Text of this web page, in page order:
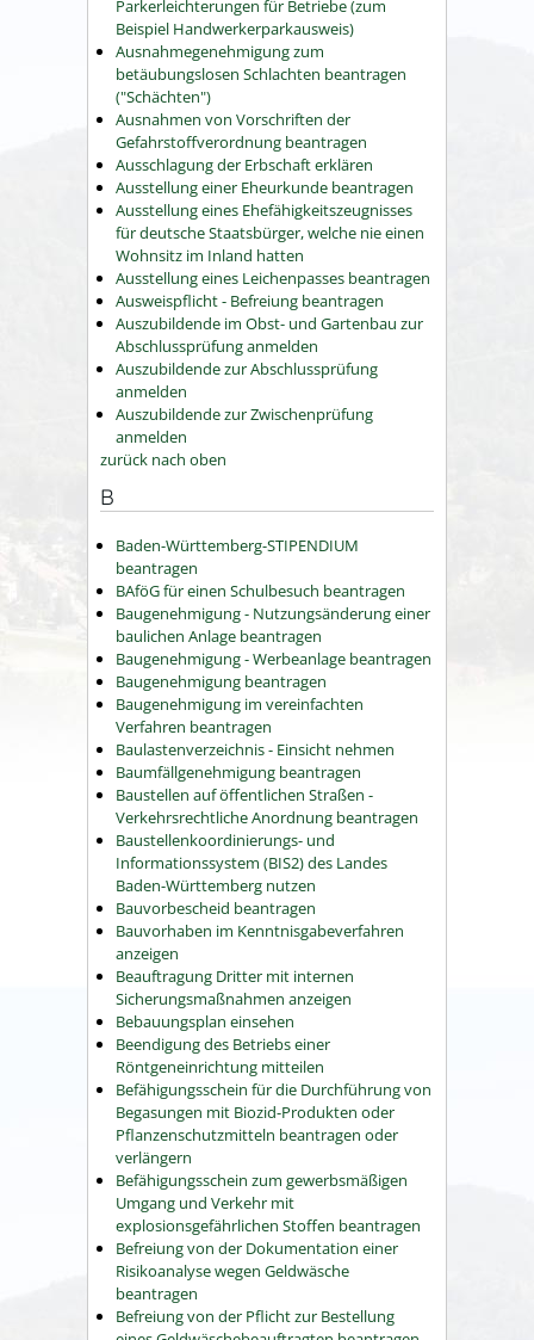
Parkerleichterungen für Betriebe (zum
Beispiel Handwerkerparkausweis)
Ausnahmegenehmigung zum
betäubungslosen Schlachten beantragen
("Schächten")
Ausnahmen von Vorschriften der
Gefahrstoffverordnung beantragen
Ausschlagung der Erbschaft erklären
Ausstellung einer Eheurkunde beantragen
Ausstellung eines Ehefähigkeitszeugnisses
für deutsche Staatsbürger, welche nie einen
Wohnsitz im Inland hatten
Ausstellung eines Leichenpasses beantragen
Ausweispflicht - Befreiung beantragen
Auszubildende im Obst- und Gartenbau zur
Abschlussprüfung anmelden
Auszubildende zur Abschlussprüfung
anmelden
Auszubildende zur Zwischenprüfung
anmelden
zurück nach oben
B
Baden-Württemberg-STIPENDIUM
beantragen
BAföG für einen Schulbesuch beantragen
Baugenehmigung - Nutzungsänderung einer
baulichen Anlage beantragen
Baugenehmigung - Werbeanlage beantragen
Baugenehmigung beantragen
Baugenehmigung im vereinfachten
Verfahren beantragen
Baulastenverzeichnis - Einsicht nehmen
Baumfällgenehmigung beantragen
Baustellen auf öffentlichen Straßen -
Verkehrsrechtliche Anordnung beantragen
Baustellenkoordinierungs- und
Informationssystem (BIS2) des Landes
Baden-Württemberg nutzen
Bauvorbescheid beantragen
Bauvorhaben im Kenntnisgabeverfahren
anzeigen
Beauftragung Dritter mit internen
Sicherungsmaßnahmen anzeigen
Bebauungsplan einsehen
Beendigung des Betriebs einer
Röntgeneinrichtung mitteilen
Befähigungsschein für die Durchführung von
Begasungen mit Biozid-Produkten oder
Pflanzenschutzmitteln beantragen oder
verlängern
Befähigungsschein zum gewerbsmäßigen
Umgang und Verkehr mit
explosionsgefährlichen Stoffen beantragen
Befreiung von der Dokumentation einer
Risikoanalyse wegen Geldwäsche
beantragen
Befreiung von der Pflicht zur Bestellung